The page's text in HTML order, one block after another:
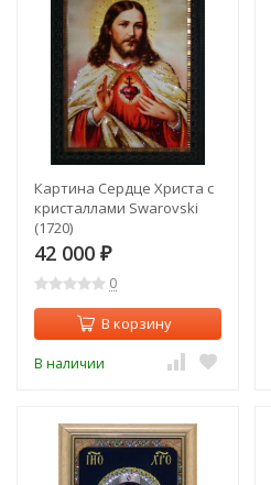
Картина Сердце Христа с
кристаллами Swarovski
(1720)
42 000 ₽
0
В корзину
В наличии